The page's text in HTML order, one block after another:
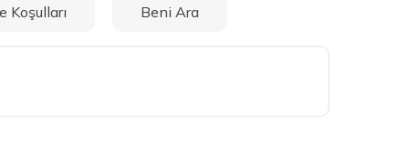
Koşulları Beni Ara